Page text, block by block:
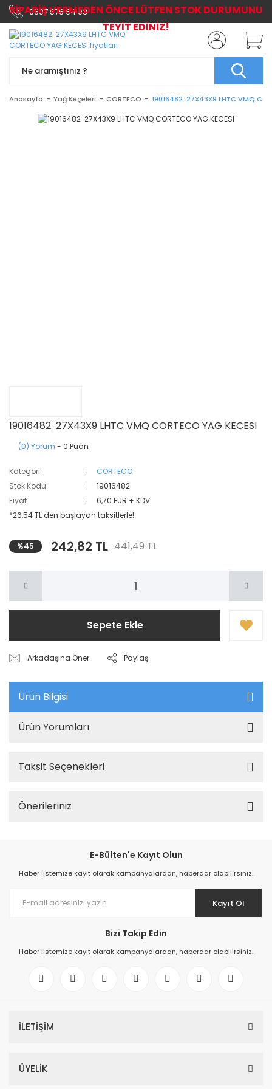
0507 576 64 03
Anasayfa Yağ Keçeleri CORTECO 19016482 27X43X9 LHTC VMQ
19016482 27X43X9 LHTC VMQ CORTECO YAG KECESI
(0) Yorum - 0 Puan
Kategori
CORTECO
Stok Kodu
19016482
Fiyat
6,70 EUR + KDV
*26,54 TL den başlayan taksitlerle!
%45 242,82 TL 441,49 TL
Sepete Ekle
Arkadaşına Öner Paylaş
Ürün Bilgisi
Ürün Yorumları
Taksit Seçenekleri
Önerileriniz
E-Bülten'e Kayıt Olun
Haber listemize kayıt olarak kampanyalardan, haberdar olabilirsiniz.
Kayıt Ol
Bizi Takip Edin
Haber listemize kayıt olarak kampanyalardan, haberdar olabilirsiniz.
İLETİŞİM
ÜYELİK
SİPARİŞ VERMEDEN ÖNCE LÜTFEN STOK DURUMUNU
TEYİT EDİNİZ!